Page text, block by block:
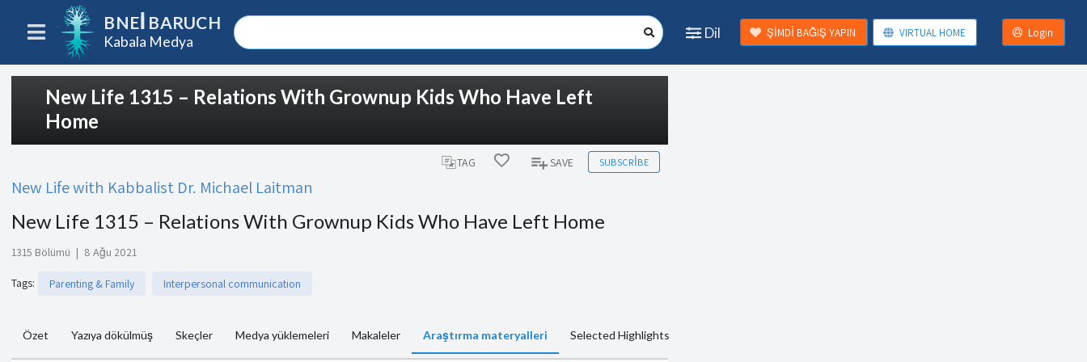
BNEI BARUCH
Kabala Medya
Dil ŞİMDİ BAĞIŞ YAPIN VIRTUAL HOME Login
New Life 1315 – Relations With Grownup Kids Who Have Left
Home
TAG SAVE SUBSCRIBE
New Life with Kabbalist Dr. Michael Laitman
New Life 1315 – Relations With Grownup Kids Who Have Left Home
1315 Bölümü | 8 Ağu 2021
Tags: Parenting & Family Interpersonal communication
Özet Yazıya dökülmüş Skeçler Medya yüklemeleri Makaleler Araştırma materyalleri Selected Highlights